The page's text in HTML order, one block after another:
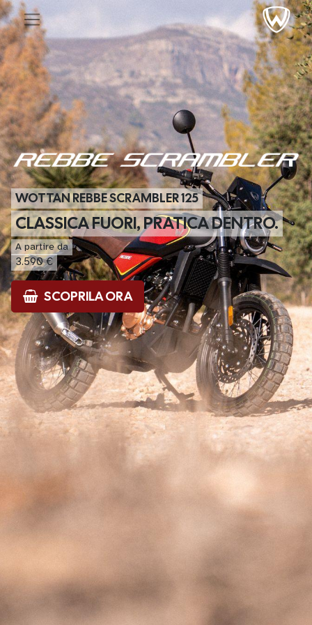
WOTTAN REBBE SCRAMBLER 125
CLASSICA FUORI, PRATICA DENTRO.
A partire da
3.590 €
SCOPRILA ORA